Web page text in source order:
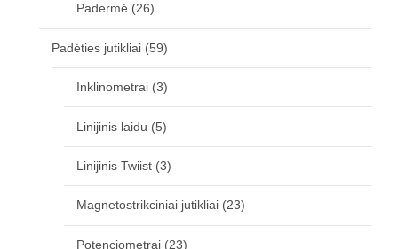
Padermė (26)
Padėties jutikliai (59)
Inklinometrai (3)
Linijinis laidu (5)
Linijinis Twiist (3)
Magnetostrikciniai jutikliai (23)
Potenciometrai (23)